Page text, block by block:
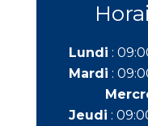
Lundi :
Mardi :
Jeudi :